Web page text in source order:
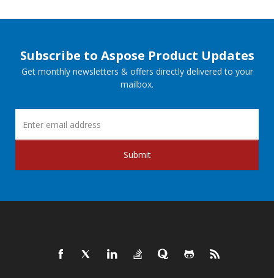
Subscribe to Aspose Product Updates
Get monthly newsletters & offers directly delivered to your
mailbox.
Submit